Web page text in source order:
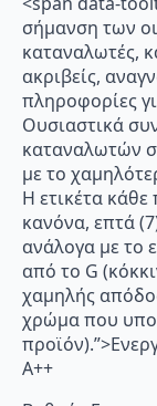
σήμανση των
καταναλωτές,
ακριβείς,
πληροφορίες
Ουσιαστικά
καταναλωτών
με το
Η ετικέτα
κανόνα, επτά
ανάλογα με το
από το G
χαμηλής
χρώμα που
A++